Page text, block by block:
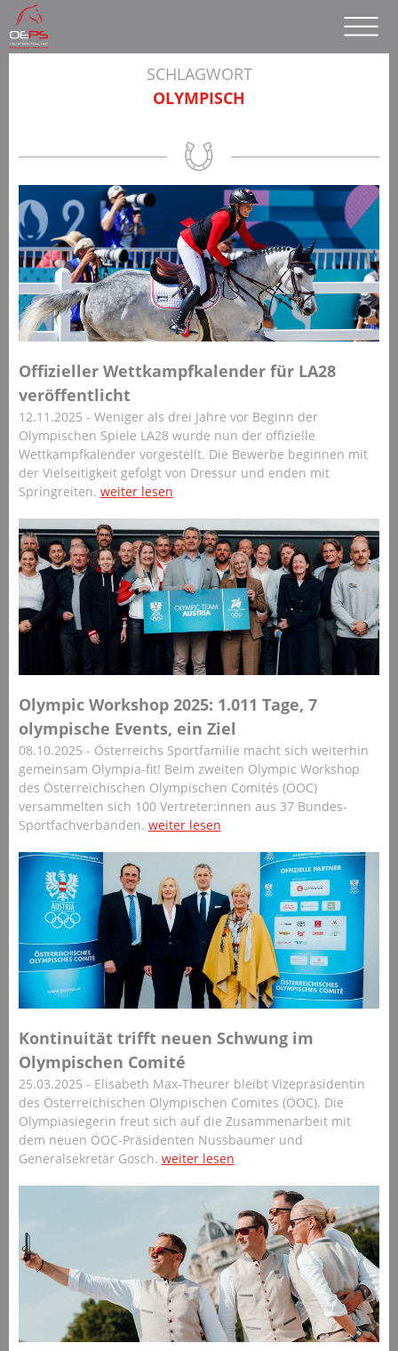
SCHLAGWORT
OLYMPISCH
Offizieller Wettkampfkalender für LA28
veröffentlicht
12.11.2025 - Weniger als drei Jahre vor Beginn der
Olympischen Spiele LA28 wurde nun der offizielle
Wettkampfkalender vorgestellt. Die Bewerbe beginnen mit
der Vielseitigkeit gefolgt von Dressur und enden mit
Springreiten. weiter lesen
Olympic Workshop 2025: 1.011 Tage, 7
olympische Events, ein Ziel
08.10.2025 - Österreichs Sportfamilie macht sich weiterhin
gemeinsam Olympia-fit! Beim zweiten Olympic Workshop
des Österreichischen Olympischen Comités (ÖOC)
versammelten sich 100 Vertreter:innen aus 37 Bundes-
Sportfachverbänden. weiter lesen
Kontinuität trifft neuen Schwung im
Olympischen Comité
25.03.2025 - Elisabeth Max-Theurer bleibt Vizepräsidentin
des Österreichischen Olympischen Comites (ÖOC). Die
Olympiasiegerin freut sich auf die Zusammenarbeit mit
dem neuen ÖOC-Präsidenten Nussbaumer und
Generalsekretär Gosch. weiter lesen